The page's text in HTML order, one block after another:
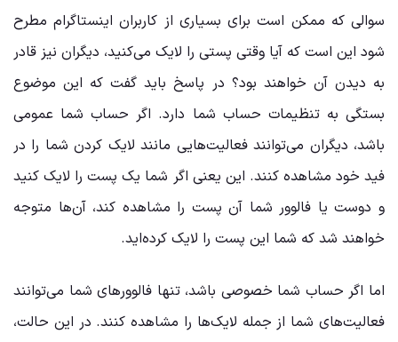
سوالی که ممکن است برای بسیاری از کاربران اینستاگرام مطرح
شود این است که آیا وقتی پستی را لایک می‌کنید، دیگران نیز قادر
به دیدن آن خواهند بود؟ در پاسخ باید گفت که این موضوع
بستگی به تنظیمات حساب شما دارد. اگر حساب شما عمومی
باشد، دیگران می‌توانند فعالیت‌هایی مانند لایک کردن شما را در
فید خود مشاهده کنند. این یعنی اگر شما یک پست را لایک کنید
و دوست یا فالوور شما آن پست را مشاهده کند، آن‌ها متوجه
خواهند شد که شما این پست را لایک کرده‌اید.
اما اگر حساب شما خصوصی باشد، تنها فالوورهای شما می‌توانند
فعالیت‌های شما از جمله لایک‌ها را مشاهده کنند. در این حالت،